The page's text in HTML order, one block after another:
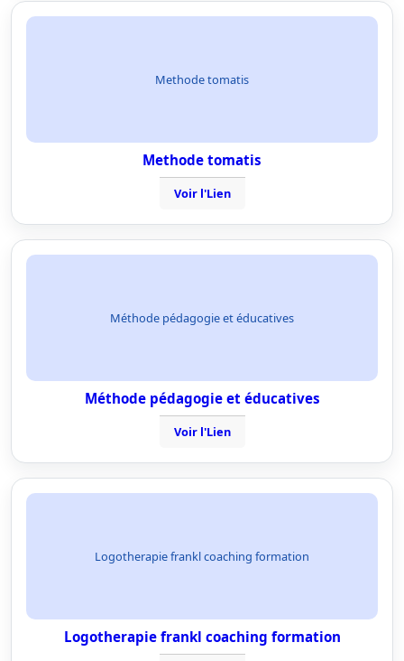
Methode tomatis
Methode tomatis
Voir l'Lien
Méthode pédagogie et éducatives
Méthode pédagogie et éducatives
Voir l'Lien
Logotherapie frankl coaching formation
Logotherapie frankl coaching formation